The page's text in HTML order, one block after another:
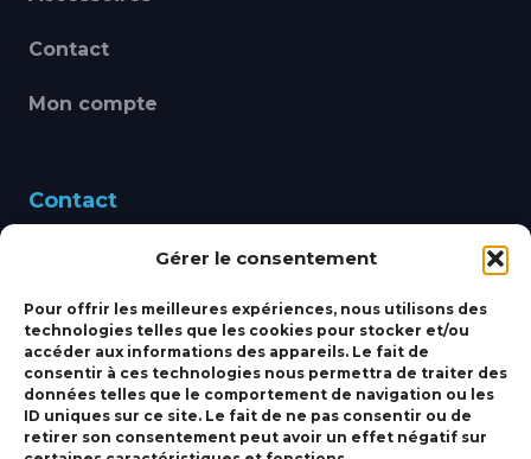
Gérer le consentement
Pour offrir les meilleures expériences, nous utilisons des
technologies telles que les cookies pour stocker et/ou
accéder aux informations des appareils. Le fait de
consentir à ces technologies nous permettra de traiter des
données telles que le comportement de navigation ou les
ID uniques sur ce site. Le fait de ne pas consentir ou de
retirer son consentement peut avoir un effet négatif sur
Contact
Mon compte
Contact
460 Avenue Alain Le
bbsmarine@bbs-
marine.fr
Fixe:04 27 50 24 50